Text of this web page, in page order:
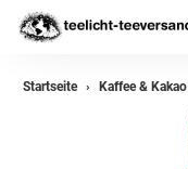
Startseite Kaffee & Kakao